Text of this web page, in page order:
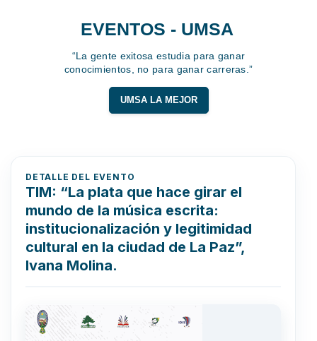
EVENTOS - UMSA
“La gente exitosa estudia para ganar
conocimientos, no para ganar carreras.”
UMSA LA MEJOR
DETALLE DEL EVENTO
TIM: “La plata que hace girar el
mundo de la música escrita:
institucionalización y legitimidad
cultural en la ciudad de La Paz”,
Ivana Molina.